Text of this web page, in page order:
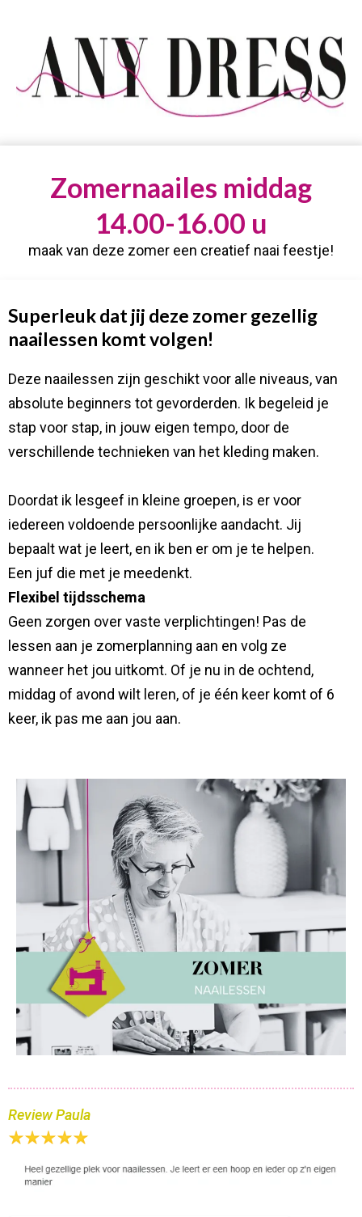
Zomernaailes middag
14.00-16.00 u
maak van deze zomer een creatief naai feestje!
Superleuk dat jij deze zomer gezellig
naailessen komt volgen!
Deze naailessen zijn geschikt voor alle niveaus, van
absolute beginners tot gevorderden. Ik begeleid je
stap voor stap, in jouw eigen tempo, door de
verschillende technieken van het kleding maken.
Doordat ik lesgeef in kleine groepen, is er voor
iedereen voldoende persoonlijke aandacht. Jij
bepaalt wat je leert, en ik ben er om je te helpen.
Een juf die met je meedenkt.
Flexibel tijdsschema
Geen zorgen over vaste verplichtingen! Pas de
lessen aan je zomerplanning aan en volg ze
wanneer het jou uitkomt. Of je nu in de ochtend,
middag of avond wilt leren, of je één keer komt of 6
keer, ik pas me aan jou aan.
Review Paula